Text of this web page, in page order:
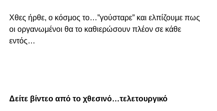
Χθες ήρθε, ο κόσμος το…”γούσταρε” και ελπίζουμε πως
οι οργανωμένοι θα το καθιερώσουν πλέον σε κάθε
εντός…
Δείτε βίντεο από το χθεσινό…τελετουργικό